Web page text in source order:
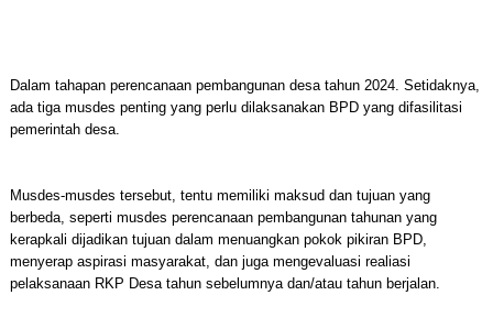
Dalam tahapan perencanaan pembangunan desa tahun 2024. Setidaknya,
ada tiga musdes penting yang perlu dilaksanakan BPD yang difasilitasi
pemerintah desa.
Musdes-musdes tersebut, tentu memiliki maksud dan tujuan yang
berbeda, seperti musdes perencanaan pembangunan tahunan yang
kerapkali dijadikan tujuan dalam menuangkan pokok pikiran BPD,
menyerap aspirasi masyarakat, dan juga mengevaluasi realiasi
pelaksanaan RKP Desa tahun sebelumnya dan/atau tahun berjalan.